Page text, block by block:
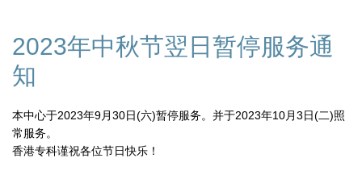
2023年中秋节翌日暂停服务通
知
本中心于2023年9月30日(六)暂停服务。并于2023年10月3日(二)照
常服务。
香港专科谨祝各位节日快乐！